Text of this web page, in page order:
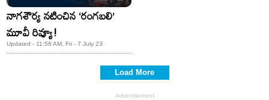
నాగశౌర్య నటించిన ‘రంగబలి’
మూవీ రివ్యూ!
Updated - 11:56 AM, Fri - 7 July 23
Load More